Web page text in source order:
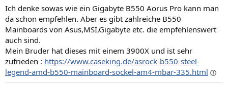
Anzahl, Modell, Auflösung, Bildwiederholfrequenz (Hertz)?
Wird FreeSync (AMD) oder G-Sync (Nvidia) unterstützt? (Bitte
mit Link zum Hersteller oder Preisvergleich!)
…
5. Hast du noch einen alten PC, dessen Komponenten
teilweise weitergenutzt werden könnten? (Bitte mit Links zu
den Spezifikationen beim Hersteller oder Preisvergleich!)
:
Ich denke sowas wie ein Gigabyte B550 Aorus Pro kann man
da schon empfehlen. Aber es gibt zahlreiche B550
Mainboards von Asus,MSI,Gigabyte etc. die empfehlenswert
auch sind.
Mein Bruder hat dieses mit einem 3900X und ist sehr
zufrieden : https://www.caseking.de/asrock-b550-steel-
legend-amd-b550-mainboard-sockel-am4-mbar-335.html